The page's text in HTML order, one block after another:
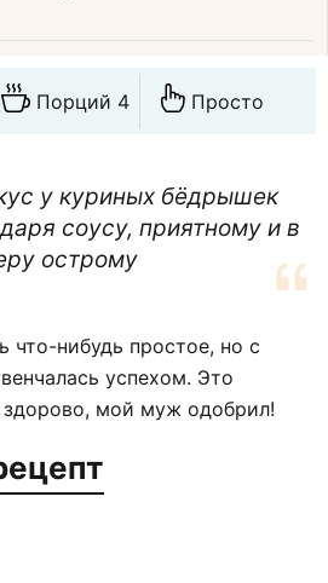
Порций 4 Просто
у куриных бёдрышек
соусу, приятному и в
острому
что-нибудь простое, но с
успехом. Это
здорово, мой муж одобрил!